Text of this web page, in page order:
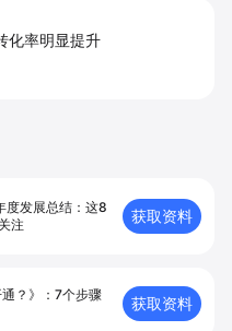
化率明显提升
度发展总结：这8
注
获取资料
通？》：7个步骤
获取资料